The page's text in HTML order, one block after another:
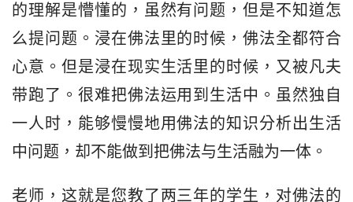
的理解是懵懂的，虽然有问题，但是不知道怎
么提问题。浸在佛法里的时候，佛法全都符合
心意。但是浸在现实生活里的时候，又被凡夫
带跑了。很难把佛法运用到生活中。虽然独自
一人时，能够慢慢地用佛法的知识分析出生活
中问题，却不能做到把佛法与生活融为一体。
老师，这就是您教了两三年的学生，对佛法的